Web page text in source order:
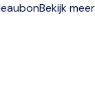
Bekijk meer